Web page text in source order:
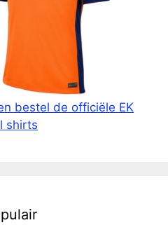
bestel de officiële EK
shirts